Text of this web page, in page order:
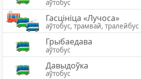
аўтобус
Гасцініца «Лучоса»
аўтобус, трамвай, тралейбус
Грыбаедава
аўтобус
Давыдоўка
аўтобус